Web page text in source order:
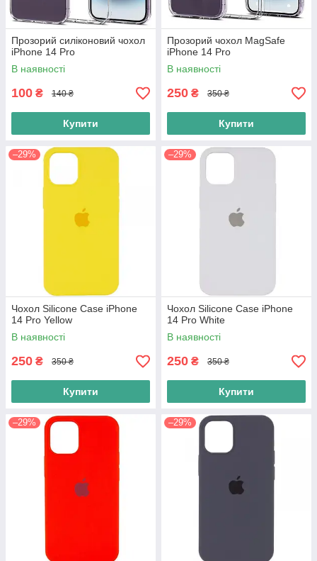
Прозорий силіконовий чохол
iPhone 14 Pro
В наявності
100 ₴ 140 ₴
Купити
Прозорий чохол MagSafe
iPhone 14 Pro
В наявності
250 ₴ 350 ₴
Купити
–29%
Чохол Silicone Case iPhone
14 Pro Yellow
В наявності
250 ₴ 350 ₴
Купити
–29%
Чохол Silicone Case iPhone
14 Pro White
В наявності
250 ₴ 350 ₴
Купити
–29% –29%